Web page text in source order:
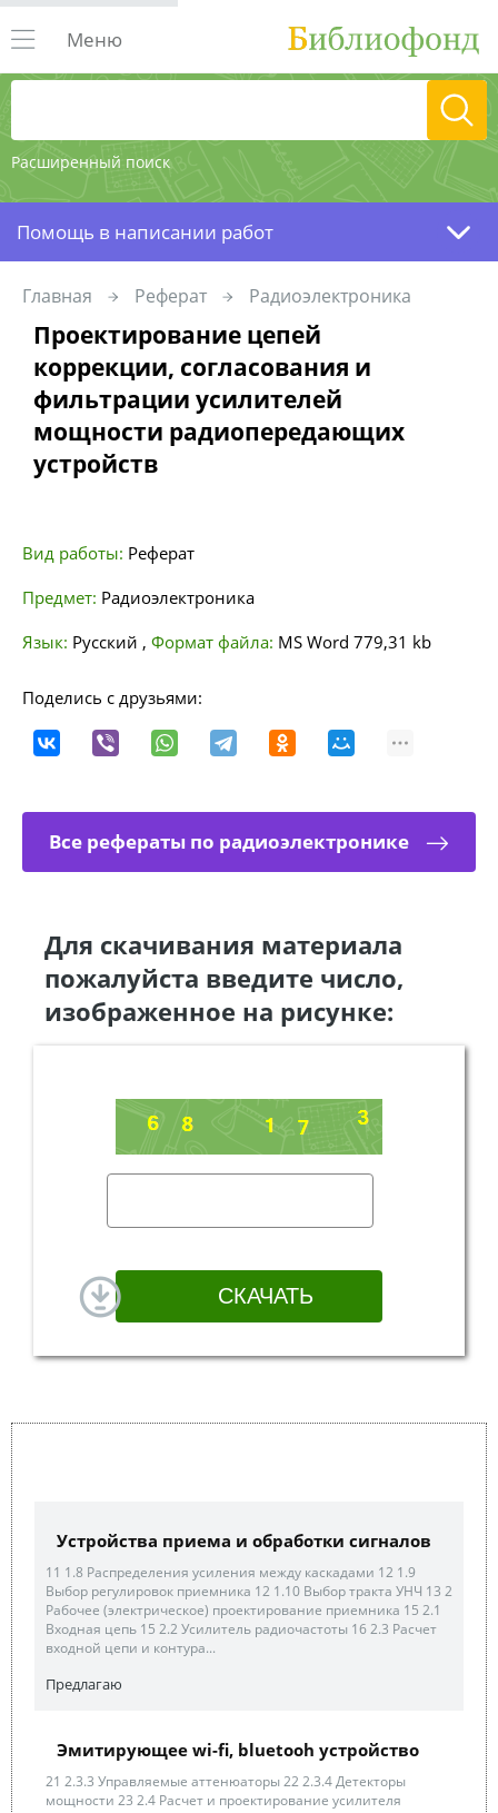
Расширенный поиск
Меню
Помощь в написании работ
Главная Реферат Радиоэлектроника
Проектирование цепей
коррекции, согласования и
фильтрации усилителей
мощности радиопередающих
устройств
Вид работы: Реферат
Предмет: Радиоэлектроника
Язык: Русский , Формат файла: MS Word 779,31 kb
Поделись с друзьями:
Все рефераты по радиоэлектронике
Для скачивания материала
пожалуйста введите число,
изображенное на рисунке:
Устройства приема и обработки сигналов
11 1.8 Распределения усиления между каскадами 12 1.9
Выбор регулировок приемника 12 1.10 Выбор тракта УНЧ 13 2
Рабочее (электрическое) проектирование приемника 15 2.1
Входная цепь 15 2.2 Усилитель радиочастоты 16 2.3 Расчет
входной цепи и контура...
Предлагаю
Эмитирующее wi-fi, bluetooh устройство
21 2.3.3 Управляемые аттенюаторы 22 2.3.4 Детекторы
мощности 23 2.4 Расчет и проектирование усилителя